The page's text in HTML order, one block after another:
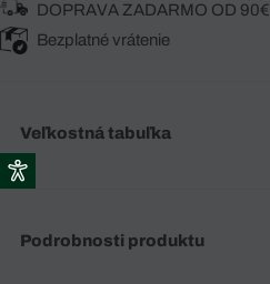
DOPRAVA ZADARMO OD 90€
Bezplatné vrátenie
Veľkostná tabuľka
Podrobnosti produktu